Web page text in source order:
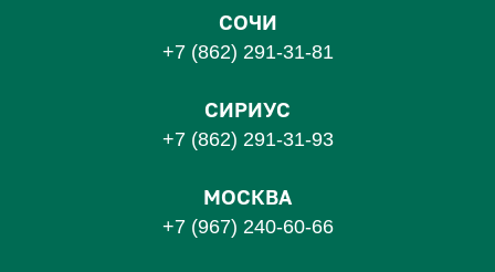
СОЧИ
+7 (862) 291-31-81
СИРИУС
+7 (862) 291-31-93
МОСКВА
+7 (967) 240-60-66